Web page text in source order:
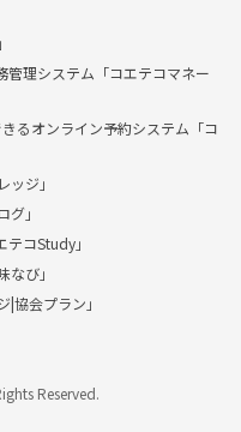
管理システム「コエテコマネー
るオンライン予約システム「コ
ジ」
」
コStudy」
び」
協会プラン」
Reserved.